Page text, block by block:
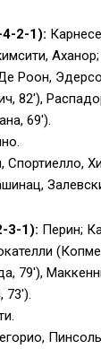
2-1):
Роон,
82′),
69′).
Спортиелло,
3-1): Перин;
79′),